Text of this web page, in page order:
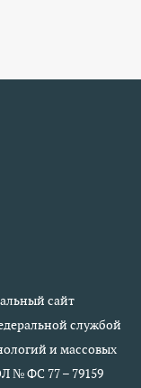
сайт
службой
и массовых
№ ФС 77 – 79159